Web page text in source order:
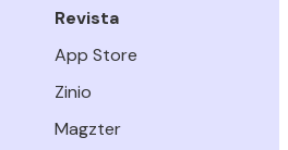
Revista
App Store
Zinio
Magzter